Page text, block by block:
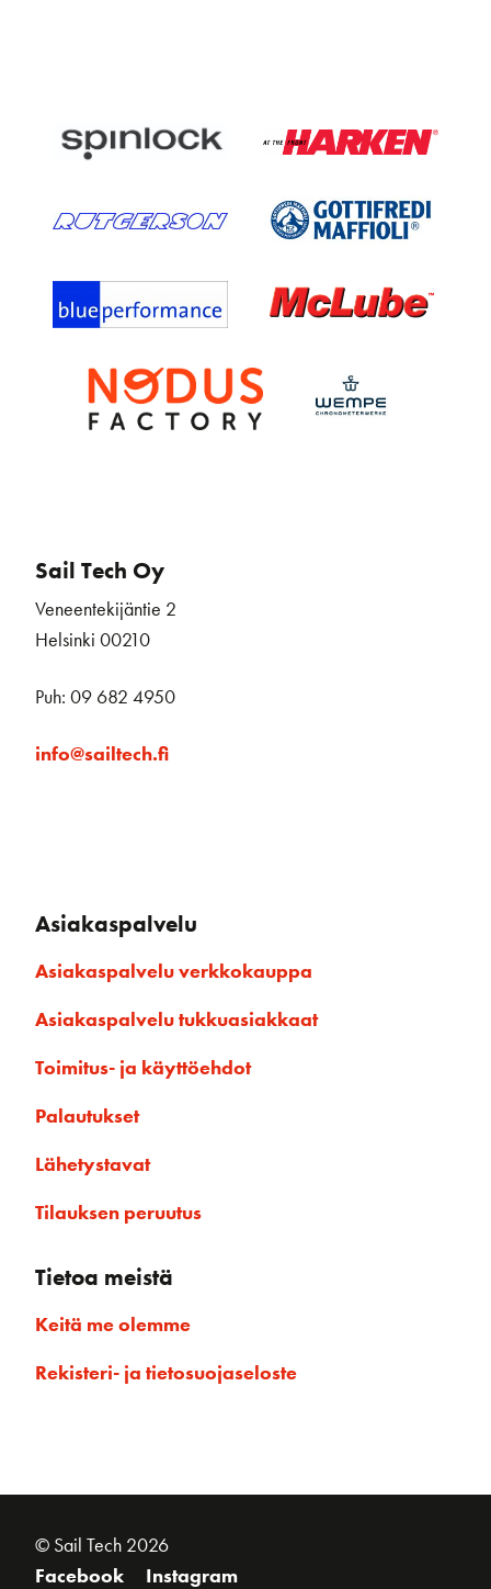
Sail Tech Oy
Veneentekijäntie 2
Helsinki 00210
Puh: 09 682 4950
info@sailtech.fi
Asiakaspalvelu
Asiakaspalvelu verkkokauppa
Asiakaspalvelu tukkuasiakkaat
Toimitus- ja käyttöehdot
Palautukset
Lähetystavat
Tilauksen peruutus
Tietoa meistä
Keitä me olemme
Rekisteri- ja tietosuojaseloste
© Sail Tech 2026
Facebook
Instagram